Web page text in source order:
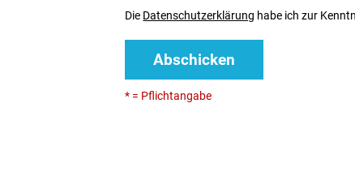
Die Datenschutzerklärung habe ich zur
Abschicken
* = Pflichtangabe